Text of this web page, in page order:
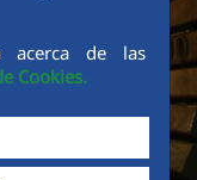
acerca de las
Cookies.